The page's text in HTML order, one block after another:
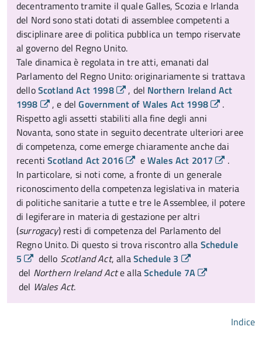
decentramento tramite il quale Galles, Scozia e Irlanda
del Nord sono stati dotati di assemblee competenti a
disciplinare aree di politica pubblica un tempo riservate
al governo del Regno Unito.
Tale dinamica è regolata in tre atti, emanati dal
Parlamento del Regno Unito: originariamente si trattava
delloScotland Act 1998 , del Northern Ireland Act
1998
, e delGovernment of Wales Act 1998
.
Rispetto agli assetti stabiliti alla fine degli anni
Novanta, sono state in seguito decentrate ulteriori aree
di competenza, come emerge chiaramente anche dai
recentiScotland Act 2016 eWales Act 2017
.
In particolare, si noti come, a fronte di un generale
riconoscimento della competenza legislativa in materia
di politiche sanitarie a tutte e tre le Assemblee, il potere
di legiferare in materia di gestazione per altri
(surrogacy) resti di competenza del Parlamento del
Regno Unito. Di questo si trova riscontro alla Schedule
5
dello Scotland Act, allaSchedule 3
del Northern Ireland Acte allaSchedule 7A
del Wales Act.
Indice